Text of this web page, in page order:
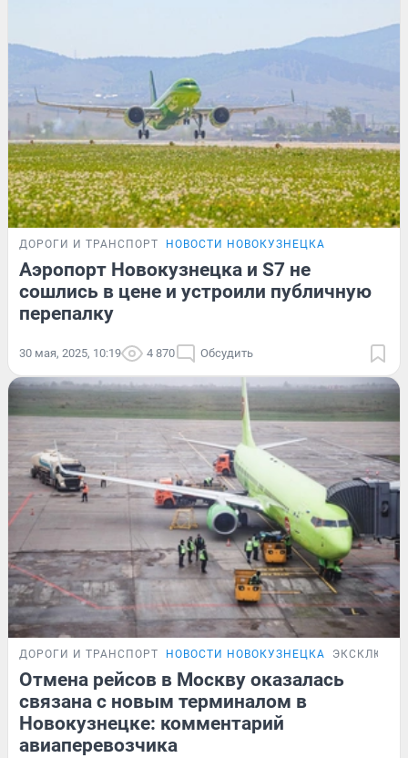
ДОРОГИ И ТРАНСПОРТ НОВОСТИ НОВОКУЗНЕЦКА
Аэропорт Новокузнецка и S7 не
сошлись в цене и устроили публичную
перепалку
30 мая, 2025, 10:19 4 870 Обсудить
ДОРОГИ И ТРАНСПОРТ НОВОСТИ НОВОКУЗНЕЦКА ЭКСКЛЮЗИВ
Отмена рейсов в Москву оказалась
связана с новым терминалом в
Новокузнецке: комментарий
авиаперевозчика